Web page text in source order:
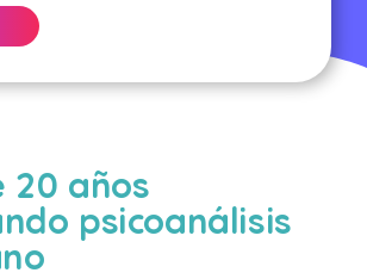
20 años
psicoanálisis